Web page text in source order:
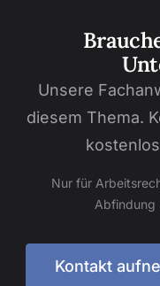
Unsere
diesem Thema.
Nur für
Abfindung
Kontakt